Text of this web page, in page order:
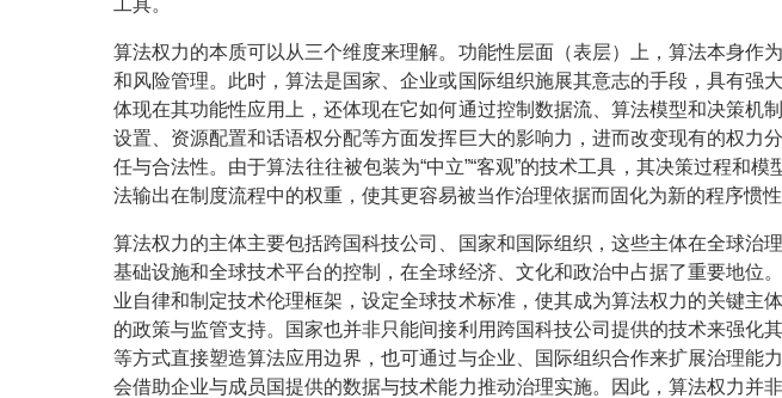
算法权力的本质可以从三个维度来理解。功能性层面（表层）上，算法本身
和风险管理。此时，算法是国家、企业或国际组织施展其意志的手段，具有强
体现在其功能性应用上，还体现在它如何通过控制数据流、算法模型和决策
设置、资源配置和话语权分配等方面发挥巨大的影响力，进而改变现有的权
任与合法性。由于算法往往被包装为“中立”“客观”的技术工具，其决策过程和
法输出在制度流程中的权重，使其更容易被当作治理依据而固化为新的程序惯性
算法权力的主体主要包括跨国科技公司、国家和国际组织，这些主体在全球
基础设施和全球技术平台的控制，在全球经济、文化和政治中占据了重要地
业自律和制定技术伦理框架，设定全球技术标准，使其成为算法权力的关键
的政策与监管支持。国家也并非只能间接利用跨国科技公司提供的技术来强
等方式直接塑造算法应用边界，也可通过与企业、国际组织合作来扩展治理
会借助企业与成员国提供的数据与技术能力推动治理实施。因此，算法权力